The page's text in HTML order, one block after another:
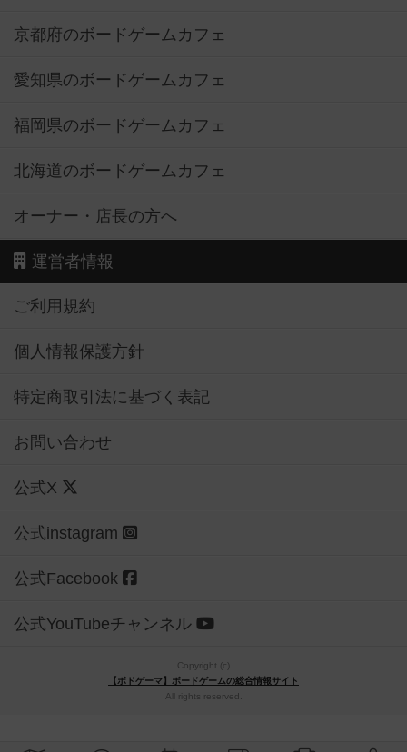
京都府のボードゲームカフェ
愛知県のボードゲームカフェ
福岡県のボードゲームカフェ
北海道のボードゲームカフェ
オーナー・店長の方へ
運営者情報
ご利用規約
個人情報保護方針
特定商取引法に基づく表記
お問い合わせ
公式X
公式instagram
公式Facebook
公式YouTubeチャンネル
Copyright (c)
【ボドゲーマ】ボードゲームの総合情報サイト
All rights reserved.